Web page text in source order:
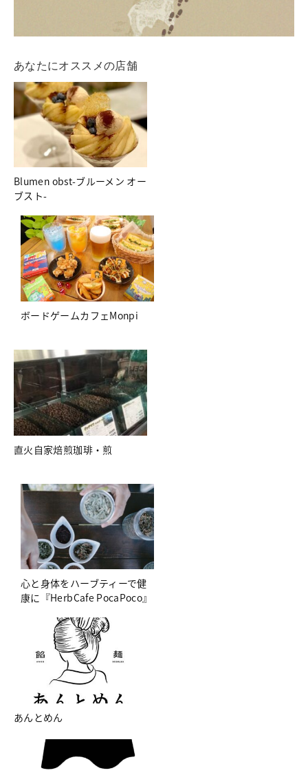
あなたにオススメの店舗
Blumen obst-ブルーメン オー
ブスト-
ボードゲームカフェMonpi
直火自家焙煎珈琲・煎
心と身体をハーブティーで健
康に『HerbCafe PocaPoco』
あんとめん